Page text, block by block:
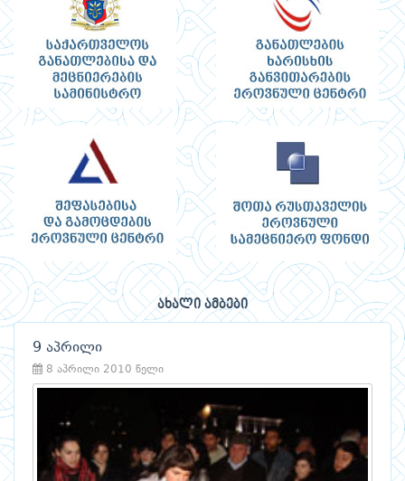
ახალი ამბები
9 აპრილი
8 აპრილი 2010 წელი